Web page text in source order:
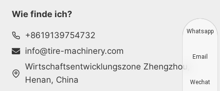
Wie finde ich?
+8619139754732
info@tire-machinery.com
Wirtschaftsentwicklungszone Zhengzhou,
Henan, China
Whatsapp
Email
Wechat